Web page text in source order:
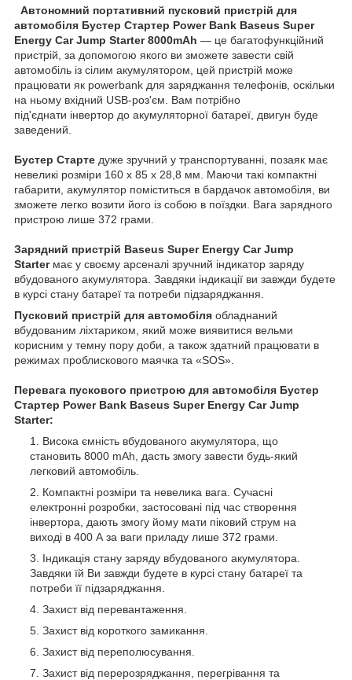
Автономний портативний пусковий пристрій для
автомобіля Бустер Стартер Power Bank Baseus Super
Energy Car Jump Starter 8000mAh — це багатофункційний
пристрій, за допомогою якого ви зможете завести свій
автомобіль із сілим акумулятором, цей пристрій може
працювати як powerbank для заряджання телефонів, оскільки
на ньому вхідний USB-роз'єм. Вам потрібно
під'єднати інвертор до акумуляторної батареї, двигун буде
заведений.
Бустер Старте дуже зручний у транспортуванні, позаяк має
невеликі розміри 160 х 85 х 28,8 мм. Маючи такі компактні
габарити, акумулятор поміститься в бардачок автомобіля, ви
зможете легко возити його із собою в поїздки. Вага зарядного
пристрою лише 372 грами.
Зарядний пристрій Baseus Super Energy Car Jump
Starterмає у своєму арсеналі зручний індикатор заряду
вбудованого акумулятора. Завдяки індикації ви завжди будете
в курсі стану батареї та потреби підзаряджання.
Пусковий пристрій для автомобіля обладнаний
вбудованим ліхтариком, який може виявитися вельми
корисним у темну пору доби, а також здатний працювати в
режимах проблискового маячка та «SOS».
Перевага пускового пристрою для автомобіля Бустер
Стартер Power Bank Baseus Super Energy Car Jump
Starter:
Висока ємність вбудованого акумулятора, що
становить 8000 mAh, дасть змогу завести будь-який
легковий автомобіль.
Компактні розміри та невелика вага. Сучасні
електронні розробки, застосовані під час створення
інвертора, дають змогу йому мати піковий струм на
виході в 400 А за ваги приладу лише 372 грами.
Індикація стану заряду вбудованого акумулятора.
Завдяки їй Ви завжди будете в курсі стану батареї та
потреби її підзаряджання.
Захист від перевантаження.
Захист від короткого замикання.
Захист від переполюсування.
Захист від перерозряджання, перегрівання та